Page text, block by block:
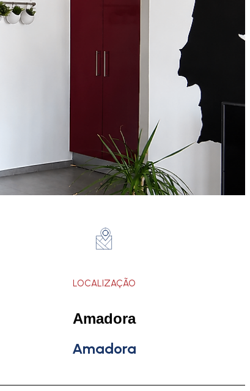
LOCALIZAÇÃO
Amadora
Amadora